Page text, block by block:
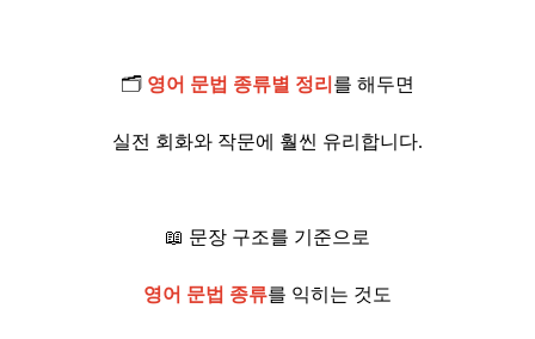
🗂️ 영어 문법 종류별 정리 를 해두면
실전 회화와 작문에 훨씬 유리합니다.
📖 문장 구조를 기준으로
영어 문법 종류를 익히는 것도